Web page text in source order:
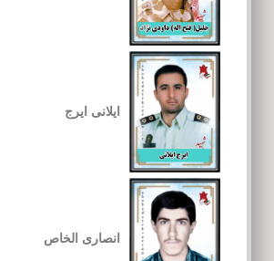
ایلانی ایرج
انصاری الخاص